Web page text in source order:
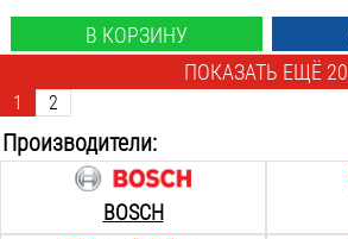
В КОРЗИНУ
ПОКАЗАТЬ ЕЩЁ 20
1 2
Производители:
BOSCH